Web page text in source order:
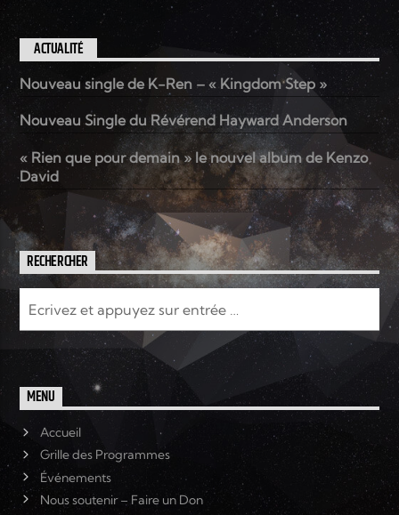
ACTUALITÉ
Nouveau single de K-Ren – « Kingdom Step »
Nouveau Single du Révérend Hayward Anderson
« Rien que pour demain » le nouvel album de Kenzo
David
RECHERCHER
MENU
Accueil
Grille des Programmes
Événements
Nous soutenir – Faire un Don